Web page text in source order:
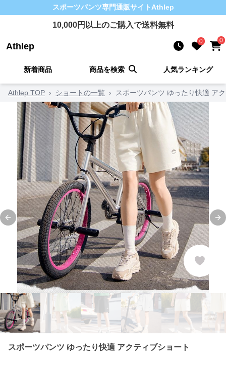
スポーツパンツ専門通販サイト Athlep
10,000円以上のご購入で送料無料
Athlep 0 0
新着商品 商品を検索 人気ランキング
Athlep TOP › ショートの一覧 › スポーツパンツ ゆったり快適 ア
Previous slide
スポーツパンツ ゆったり快適 アクティブショート